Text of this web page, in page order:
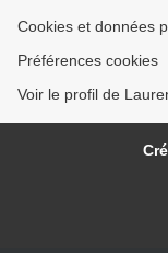
Cookies et données
Préférences cookies
Voir le profil de